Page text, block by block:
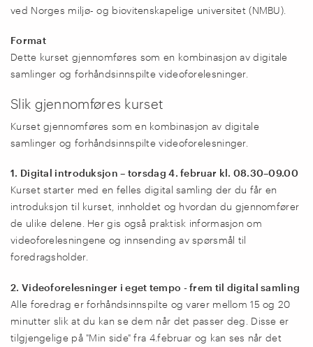
ved Norges miljø- og biovitenskapelige universitet (NMBU).
Format
Dette kurset gjennomføres som en kombinasjon av digitale
samlinger og forhåndsinnspilte videoforelesninger.
Slik gjennomføres kurset
Kurset gjennomføres som en kombinasjon av digitale
samlinger og forhåndsinnspilte videoforelesninger.
1. Digital introduksjon – torsdag 4. februar kl. 08.30–09.00
Kurset starter med en felles digital samling der du får en
introduksjon til kurset, innholdet og hvordan du gjennomfører
de ulike delene. Her gis også praktisk informasjon om
videoforelesningene og innsending av spørsmål til
foredragsholder.
2. Videoforelesninger i eget tempo - frem til digital samling
Alle foredrag er forhåndsinnspilte og varer mellom 15 og 20
minutter slik at du kan se dem når det passer deg. Disse er
tilgjengelige på "Min side" fra 4.februar og kan ses når det